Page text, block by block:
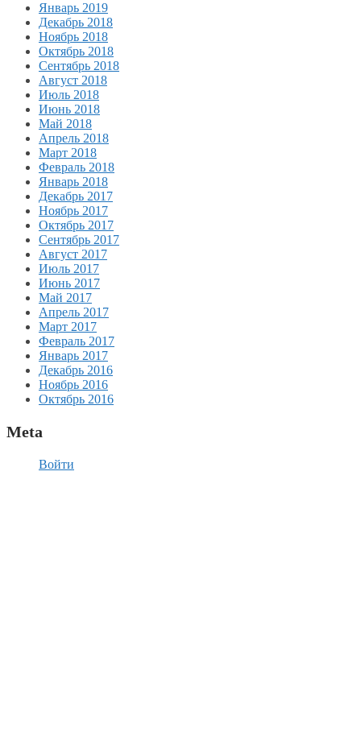
Январь 2019
Декабрь 2018
Ноябрь 2018
Октябрь 2018
Сентябрь 2018
Август 2018
Июль 2018
Июнь 2018
Май 2018
Апрель 2018
Март 2018
Февраль 2018
Январь 2018
Декабрь 2017
Ноябрь 2017
Октябрь 2017
Сентябрь 2017
Август 2017
Июль 2017
Июнь 2017
Май 2017
Апрель 2017
Март 2017
Февраль 2017
Январь 2017
Декабрь 2016
Ноябрь 2016
Октябрь 2016
Meta
Войти